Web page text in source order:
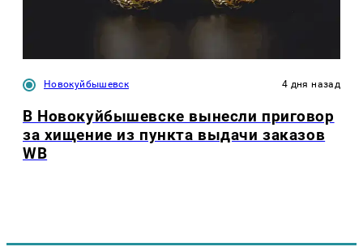
Новокуйбышевск 4 дня назад
В Новокуйбышевске вынесли приговор
за хищение из пункта выдачи заказов
WB